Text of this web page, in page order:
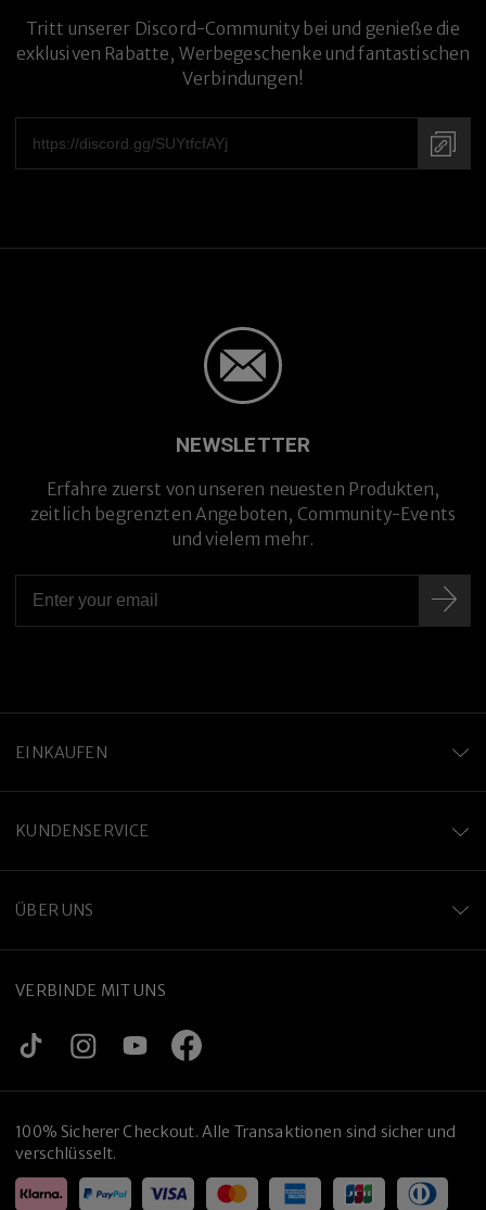
Tritt unserer Discord-Community bei und genieße die
exklusiven Rabatte, Werbegeschenke und fantastischen
Verbindungen!
NEWSLETTER
Erfahre zuerst von unseren neuesten Produkten,
zeitlich begrenzten Angeboten, Community-Events
und vielem mehr.
EINKAUFEN
KUNDENSERVICE
ÜBER UNS
VERBINDE MIT UNS
100% Sicherer Checkout. Alle Transaktionen sind sicher und
verschlüsselt.